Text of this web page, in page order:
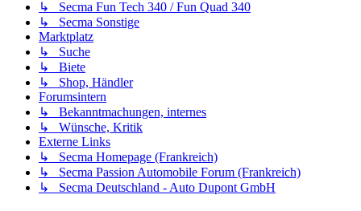
↳ Secma Fun Tech 340 / Fun Quad 340
↳ Secma Sonstige
Marktplatz
↳ Suche
↳ Biete
↳ Shop, Händler
Forumsintern
↳ Bekanntmachungen, internes
↳ Wünsche, Kritik
Externe Links
↳ Secma Homepage (Frankreich)
↳ Secma Passion Automobile Forum (Frankreich)
↳ Secma Deutschland - Auto Dupont GmbH